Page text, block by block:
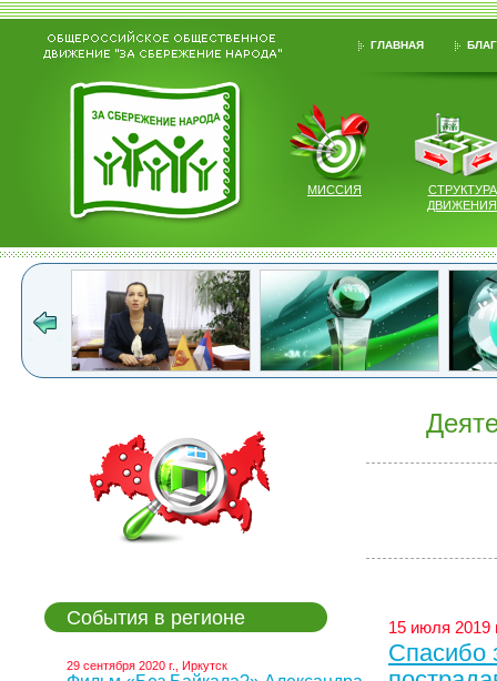
ГЛАВНАЯ
МИССИЯ
СТРУКТУРА
ДВИЖЕНИЯ
События в регионе
29 сентября 2020 г., Иркутск
15 июля 2019
Спасибо